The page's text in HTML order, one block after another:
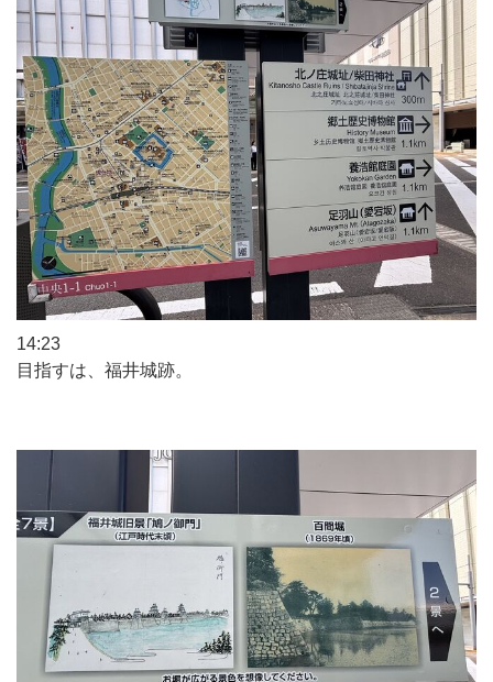
14:23
目指すは、福井城跡。